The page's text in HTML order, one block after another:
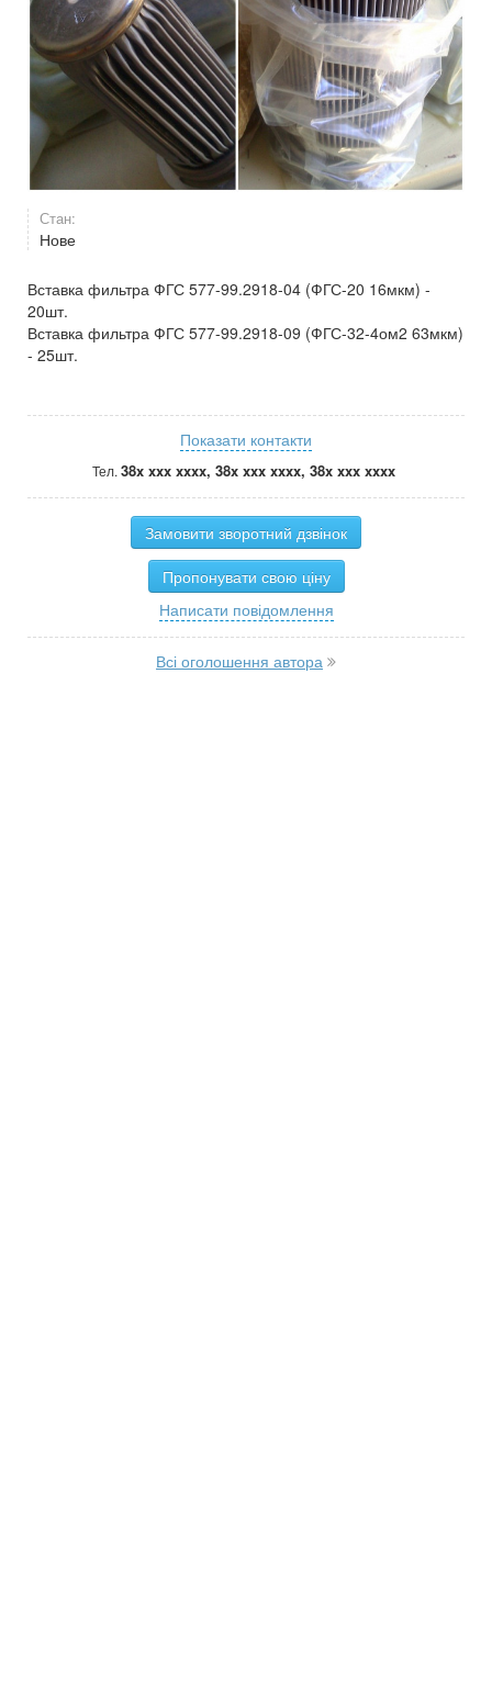
Стан:
Нове
Вставка фильтра ФГС 577-99.2918-04 (ФГС-20 16мкм) -
20шт.
Вставка фильтра ФГС 577-99.2918-09 (ФГС-32-4ом2 63мкм)
- 25шт.
Показати контакти
Тел. 38x xxx xxxx, 38x xxx xxxx, 38x xxx xxxx
Замовити зворотний дзвінок
Пропонувати свою ціну
Написати повідомлення
Всі оголошення автора